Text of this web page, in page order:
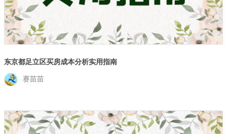
东京都足立区买房成本分析实用指南
赛苗苗